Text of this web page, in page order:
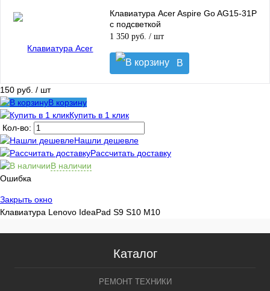
Клавиатура Acer Aspire Go AG15-31P
с подсветкой
1 350 руб. / шт
В
корзину
150 руб. / шт
В корзину
Купить в 1 клик
Кол-во:
Нашли дешевле
Рассчитать доставку
В наличии
Ошибка
Закрыть окно
Клавиатура Lenovo IdeaPad S9 S10 M10
Каталог
РЕМОНТ ТЕХНИКИ